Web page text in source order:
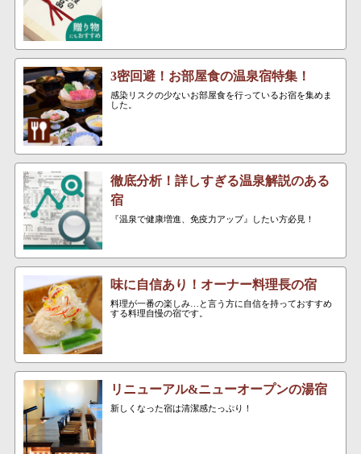
3密回避！お部屋食の温泉宿特集！
感染リスクの少ないお部屋食を行っているお宿を集めま
した。
徹底分析！詳しすぎる温泉解説のある
宿
『温泉で健康増進、免疫力アップ』したい方必見！
味に自信あり！オーナー料理長の宿
料理が一番の楽しみ…と言う方に自信を持っておすすめ
する料理自慢の宿です。
リニューアル&ニューオープンの湯宿
新しくなった宿は清潔感たっぷり！